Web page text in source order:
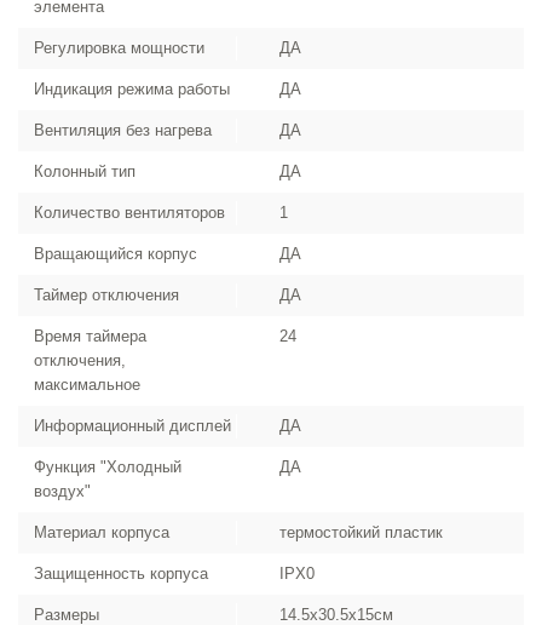
элемента
Регулировка мощности ДА
Индикация режима работы ДА
Вентиляция без нагрева ДА
Колонный тип ДА
Количество вентиляторов 1
Вращающийся корпус ДА
Таймер отключения ДА
Время таймера
отключения,
максимальное
24
Информационный дисплей ДА
Функция "Холодный
воздух"
ДА
Материал корпуса термостойкий пластик
Защищенность корпуса IPX0
Размеры 14.5x30.5x15см